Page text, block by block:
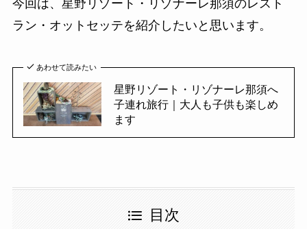
今回は、星野リゾート・リゾナーレ那須のレスト
ラン・オットセッテを紹介したいと思います。
あわせて読みたい
星野リゾート・リゾナーレ那須へ
子連れ旅行｜大人も子供も楽しめ
ます
目次